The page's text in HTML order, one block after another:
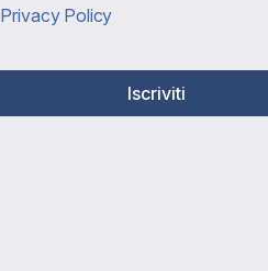
Privacy Policy
Iscriviti